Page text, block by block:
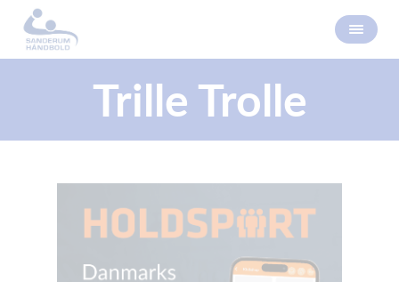
Trille Trolle